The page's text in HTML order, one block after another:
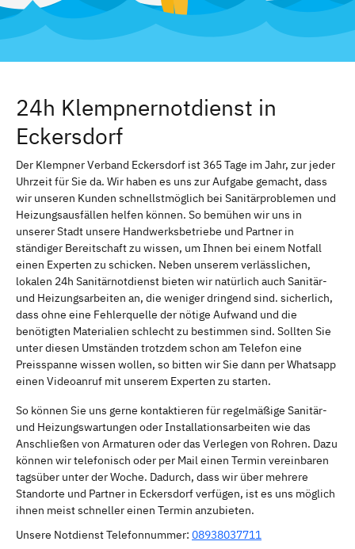
24h Klempnernotdienst in
Eckersdorf
Der Klempner Verband Eckersdorf ist 365 Tage im Jahr, zur jeder
Uhrzeit für Sie da. Wir haben es uns zur Aufgabe gemacht, dass
wir unseren Kunden schnellstmöglich bei Sanitärproblemen und
Heizungsausfällen helfen können. So bemühen wir uns in
unserer Stadt unsere Handwerksbetriebe und Partner in
ständiger Bereitschaft zu wissen, um Ihnen bei einem Notfall
einen Experten zu schicken. Neben unserem verlässlichen,
lokalen 24h Sanitärnotdienst bieten wir natürlich auch Sanitär-
und Heizungsarbeiten an, die weniger dringend sind. sicherlich,
dass ohne eine Fehlerquelle der nötige Aufwand und die
benötigten Materialien schlecht zu bestimmen sind. Sollten Sie
unter diesen Umständen trotzdem schon am Telefon eine
Preisspanne wissen wollen, so bitten wir Sie dann per Whatsapp
einen Videoanruf mit unserem Experten zu starten.
So können Sie uns gerne kontaktieren für regelmäßige Sanitär-
und Heizungswartungen oder Installationsarbeiten wie das
Anschließen von Armaturen oder das Verlegen von Rohren. Dazu
können wir telefonisch oder per Mail einen Termin vereinbaren
tagsüber unter der Woche. Dadurch, dass wir über mehrere
Standorte und Partner in Eckersdorf verfügen, ist es uns möglich
ihnen meist schneller einen Termin anzubieten.
Unsere Notdienst Telefonnummer: 08938037711